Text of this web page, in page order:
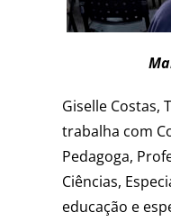
Giselle Costas,
trabalha com
Pedagoga,
Ciências,
educação e